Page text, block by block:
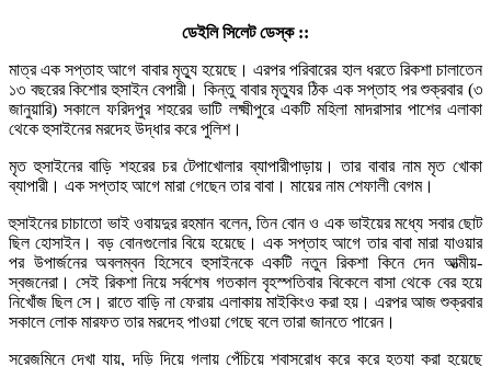
ডেইলি সিলেট ডেস্ক ::
মাত্র এক সপ্তাহ আগে বাবার মৃত্যু হয়েছে। এরপর পরিবারের হাল ধরতে রিকশা চালাতেন
১৩ বছরের কিশোর হুসাইন বেপারী। কিন্তু বাবার মৃত্যুর ঠিক এক সপ্তাহ পর শুক্রবার (৩
জানুয়ারি) সকালে ফরিদপুর শহরের ভাটি লক্ষ্মীপুরে একটি মহিলা মাদরাসার পাশের এলাকা
থেকে হুসাইনের মরদেহ উদ্ধার করে পুলিশ।
মৃত হুসাইনের বাড়ি শহরের চর টেপাখোলার ব্যাপারীপাড়ায়। তার বাবার নাম মৃত খোকা
ব্যাপারী। এক সপ্তাহ আগে মারা গেছেন তার বাবা। মায়ের নাম শেফালী বেগম।
হুসাইনের চাচাতো ভাই ওবায়দুর রহমান বলেন, তিন বোন ও এক ভাইয়ের মধ্যে সবার ছোট
ছিল হোসাইন। বড় বোনগুলোর বিয়ে হয়েছে। এক সপ্তাহ আগে তার বাবা মারা যাওয়ার
পর উপার্জনের অবলম্বন হিসেবে হুসাইনকে একটি নতুন রিকশা কিনে দেন আত্মীয়-
স্বজনেরা। সেই রিকশা নিয়ে সর্বশেষ গতকাল বৃহস্পতিবার বিকেলে বাসা থেকে বের হয়ে
নিখোঁজ ছিল সে। রাতে বাড়ি না ফেরায় এলাকায় মাইকিংও করা হয়। এরপর আজ শুক্রবার
সকালে লোক মারফত তার মরদেহ পাওয়া গেছে বলে তারা জানতে পারেন।
সরেজমিনে দেখা যায়, দড়ি দিয়ে গলায় পেঁচিয়ে শ্বাসরোধ করে করে হত্যা করা হয়েছে